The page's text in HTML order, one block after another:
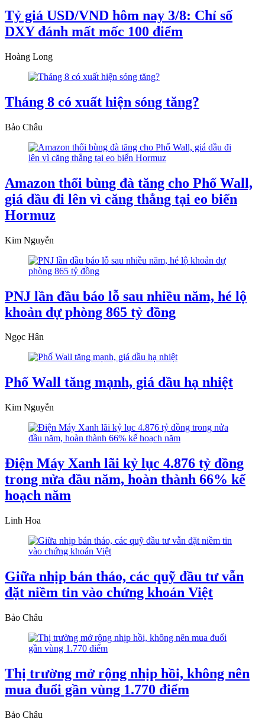
Tỷ giá USD/VND hôm nay 3/8: Chỉ số
DXY đánh mất mốc 100 điểm
Hoàng Long
Tháng 8 có xuất hiện sóng tăng?
Bảo Châu
Amazon thổi bùng đà tăng cho Phố Wall,
giá dầu đi lên vì căng thẳng tại eo biển
Hormuz
Kim Nguyễn
PNJ lần đầu báo lỗ sau nhiều năm, hé lộ
khoản dự phòng 865 tỷ đồng
Ngọc Hân
Phố Wall tăng mạnh, giá dầu hạ nhiệt
Kim Nguyễn
Điện Máy Xanh lãi kỷ lục 4.876 tỷ đồng
trong nửa đầu năm, hoàn thành 66% kế
hoạch năm
Linh Hoa
Giữa nhịp bán tháo, các quỹ đầu tư vẫn
đặt niềm tin vào chứng khoán Việt
Bảo Châu
Thị trường mở rộng nhịp hồi, không nên
mua đuổi gần vùng 1.770 điểm
Bảo Châu